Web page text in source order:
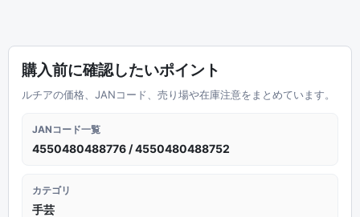
購入前に確認したいポイント
ルチアの価格、JANコード、売り場や在庫注意をまとめています。
JANコード一覧
4550480488776 / 4550480488752
カテゴリ
手芸